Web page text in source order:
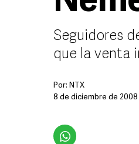
Seguidores
que la venta
Por: NTX
8 de diciembre de 2008